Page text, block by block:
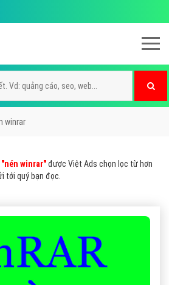
winrar
"nén winrar"được Việt Ads chọn lọc từ hơn
tới quý bạn đọc.